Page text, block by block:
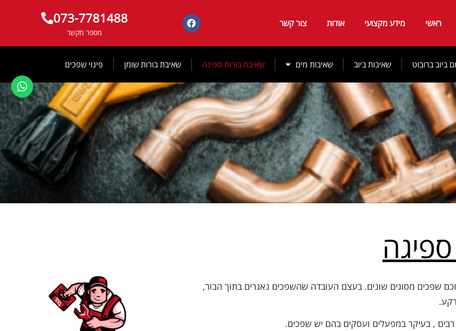
ראשי
מידע מקצועי אודות צור קשר 073-7781488
מספר מקשר
ביוב ברובוט שאיבות ביוב שאיבות מים שאיבת בורות ספיגה שאיבת בורות שומן פינוי שפכים
שפכים מסוגים שונים. בעצם העובדה שהשפכים נאגרים בתוך הבור,
רבים , בעיקר במפעלים ועסקים בהם יש שפכים.